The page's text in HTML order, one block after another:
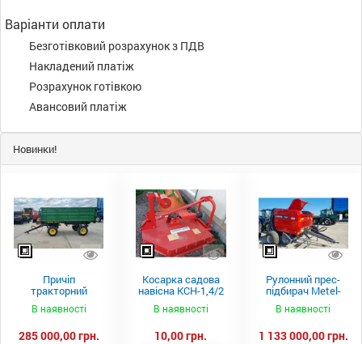
Варіанти оплати
Безготівковий розрахунок з ПДВ
Накладений платіж
Розрахунок готівкою
Авансовий платіж
Новинки!
Причіп
тракторний
самоскидний
Spike 2 ПТС-4
В наявності
285 000,00 грн.
Косарка садова
навісна КСН-1,4/2
В наявності
10,00 грн.
Рулонний прес-
підбирач Metel-
Fach Z 587
В наявності
1 133 000,00 грн.